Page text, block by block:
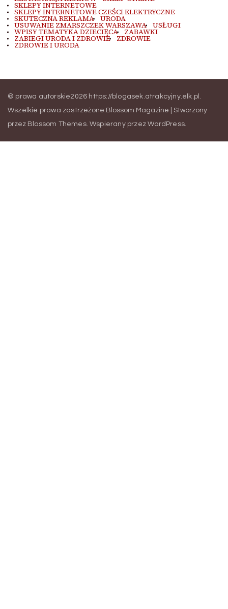
SKLEPY INTERNETOWE
SKLEPY INTERNETOWE CZEŚCI ELEKTRYCZNE
SKUTECZNA REKLAMA URODA
USUWANIE ZMARSZCZEK WARSZAWA USŁUGI
WPISY TEMATYKA DZIECIĘCA ZABAWKI
ZABIEGI URODA I ZDROWIE ZDROWIE
ZDROWIE I URODA
© prawa autorskie2026 https://blogasek.atrakcyjny.elk.pl .
Wszelkie prawa zastrzeżone. Blossom Magazine | Stworzony
przez Blossom Themes. Wspierany przezWordPress.